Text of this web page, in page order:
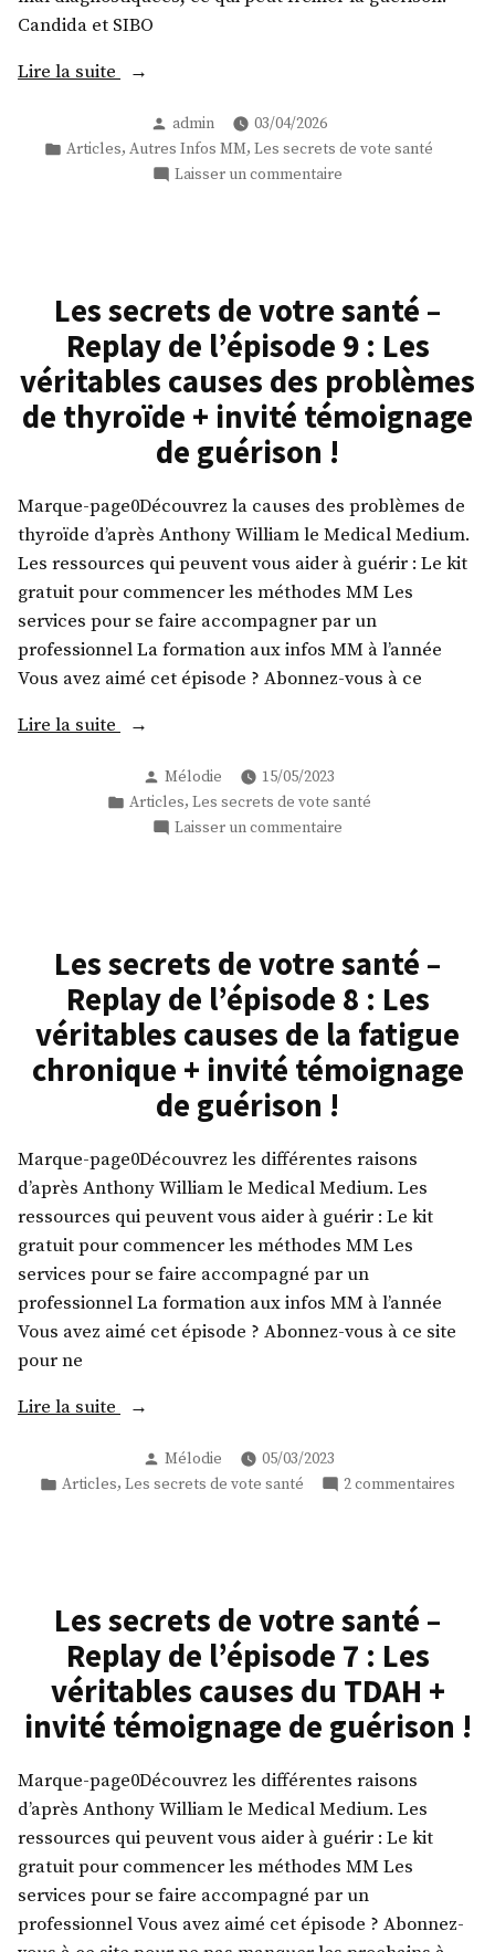
Candida et SIBO
Lire la suite « Les
digestifs
d’après
Medical
de
guérison »
Publié
par
admin
03/04/2026
Publié
Articles, Autres Infos MM, Les secrets de vote santé
Laisser un commentaire
Medium
+
témoignage
de
guérison
Les secrets de votre santé –
Replay de l’épisode 9 : Les
véritables causes des problèmes
de thyroïde + invité témoignage
de guérison !
Marque-page0Découvrez la causes des problèmes de
thyroïde d’après Anthony William le Medical Medium.
Les ressources qui peuvent vous aider à guérir : Le kit
gratuit pour commencer les méthodes MM Les
services pour se faire accompagner par un
professionnel La formation aux infos MM à l’année
Vous avez aimé cet épisode ? Abonnez-vous à ce
Lire la suite
« Les
votre
santé
l’épisode
9
:
Les
véritables
causes
problèmes
de
thyroïde
+
invité
témoignage
de
Publié
par
Mélodie
15/05/2023
Publié
dans
Articles, Les secrets de vote santé
Laisser un commentaire
–
Replay
l’épisode
9
causes
des
problèmes
de
invité
témoignage
Les secrets de votre santé –
Replay de l’épisode 8 : Les
véritables causes de la fatigue
chronique + invité témoignage
de guérison !
Marque-page0Découvrez les différentes raisons
d’après Anthony William le Medical Medium. Les
ressources qui peuvent vous aider à guérir : Le kit
gratuit pour commencer les méthodes MM Les
services pour se faire accompagné par un
professionnel La formation aux infos MM à l’année
Vous avez aimé cet épisode ? Abonnez-vous à ce site
pour ne
Lire la suite
« Les
votre
l’épisode
8
:
Les
véritables
causes
de
la
fatigue
chronique
+
Publié
par
Mélodie
05/03/2023
Publié
Articles, Les secrets de vote santé 2 commentaires
Les secrets de votre santé –
Replay de l’épisode 7 : Les
véritables causes du TDAH +
invité témoignage de guérison !
Marque-page0Découvrez les différentes raisons
d’après Anthony William le Medical Medium. Les
ressources qui peuvent vous aider à guérir : Le kit
gratuit pour commencer les méthodes MM Les
services pour se faire accompagné par un
professionnel Vous avez aimé cet épisode ? Abonnez-